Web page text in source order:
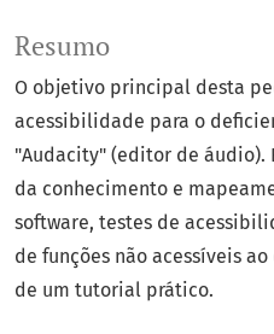
Resumo
O objetivo principal desta
acessibilidade para o
"Audacity" (editor de áudio).
da conhecimento e
software, testes de
de funções não acessíveis
de um tutorial prático.